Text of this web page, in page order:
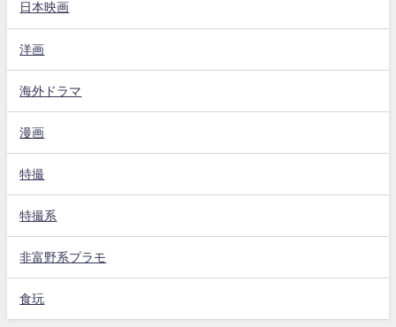
日本映画
洋画
海外ドラマ
漫画
特撮
特撮系
非富野系プラモ
食玩